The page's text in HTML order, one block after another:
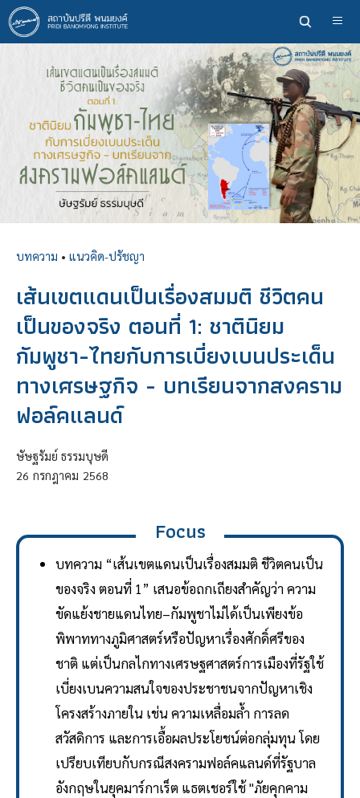
ข้าม
ไป
ยัง
บทความ • แนวคิด-ปรัชญา
เส้นเขตแดนเป็นเรื่องสมมติ ชีวิตคน
เป็นของจริง ตอนที่ 1: ชาตินิยม
กัมพูชา-ไทยกับการเบี่ยงเบนประเด็น
ทางเศรษฐกิจ - บทเรียนจากสงคราม
ฟอล์คแลนด์
ษัษฐรัมย์ ธรรมบุษดี
26 กรกฎาคม 2568
Focus
บทความ “เส้นเขตแดนเป็นเรื่องสมมติ ชีวิตคนเป็น
ของจริง ตอนที่ 1” เสนอข้อถกเถียงสำคัญว่า ความ
ขัดแย้งชายแดนไทย–กัมพูชาไม่ได้เป็นเพียงข้อ
พิพาททางภูมิศาสตร์หรือปัญหาเรื่องศักดิ์ศรีของ
ชาติ แต่เป็นกลไกทางเศรษฐศาสตร์การเมืองที่รัฐใช้
เบี่ยงเบนความสนใจของประชาชนจากปัญหาเชิง
โครงสร้างภายใน เช่น ความเหลื่อมล้ำ การลด
สวัสดิการ และการเอื้อผลประโยชน์ต่อกลุ่มทุน โดย
เปรียบเทียบกับกรณีสงครามฟอล์คแลนด์ที่รัฐบาล
อังกฤษในยุคมาร์กาเร็ต แธตเชอร์ใช้ "ภัยคุกคาม